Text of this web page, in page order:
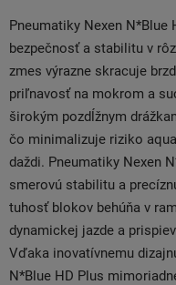
Pneumatiky Nexen N*Blue
bezpečnosť a stabilitu v
zmes výrazne skracuje
priľnavosť na mokrom a
širokým pozdĺžnym
čo minimalizuje riziko
daždi. Pneumatiky Nexen
smerovú stabilitu a
tuhosť blokov behúňa v
dynamickej jazde a
Vďaka inovatívnemu
N*Blue HD Plus